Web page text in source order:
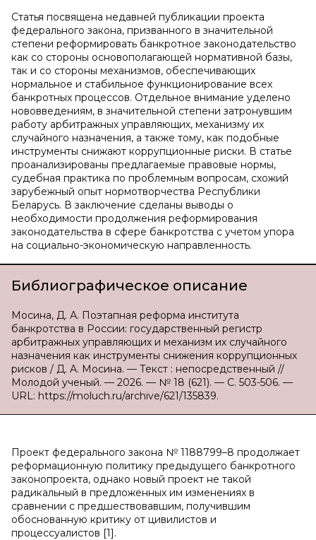
Статья посвящена недавней публикации проекта
федерального закона, призванного в значительной
степени реформировать банкротное законодательство
как со стороны основополагающей нормативной базы,
так и со стороны механизмов, обеспечивающих
нормальное и стабильное функционирование всех
банкротных процессов. Отдельное внимание уделено
нововведениям, в значительной степени затронувшим
работу арбитражных управляющих, механизму их
случайного назначения, а также тому, как подобные
инструменты снижают коррупционные риски. В статье
проанализированы предлагаемые правовые нормы,
судебная практика по проблемным вопросам, схожий
зарубежный опыт нормотворчества Республики
Беларусь. В заключение сделаны выводы о
необходимости продолжения реформирования
законодательства в сфере банкротства с учетом упора
на социально-экономическую направленность.
Библиографическое описание
Мосина, Д. А. Поэтапная реформа института
банкротства в России: государственный регистр
арбитражных управляющих и механизм их случайного
назначения как инструменты снижения коррупционных
рисков / Д. А. Мосина. — Текст : непосредственный //
Молодой ученый. — 2026. — № 18 (621). — С. 503-506. —
URL: https://moluch.ru/archive/621/135839.
Проект федерального закона № 1188799–8 продолжает
реформационную политику предыдущего банкротного
законопроекта, однако новый проект не такой
радикальный в предложенных им изменениях в
сравнении с предшествовавшим, получившим
обоснованную критику от цивилистов и
процессуалистов [1].